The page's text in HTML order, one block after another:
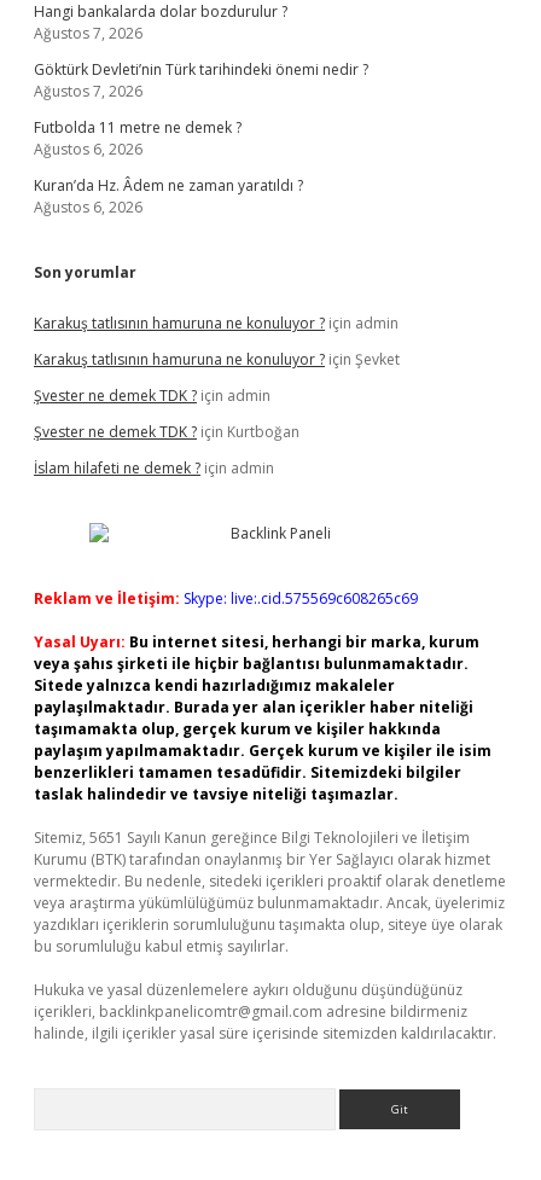
Hangi bankalarda dolar bozdurulur ?
Ağustos 7, 2026
Göktürk Devleti’nin Türk tarihindeki önemi nedir ?
Ağustos 7, 2026
Futbolda 11 metre ne demek ?
Ağustos 6, 2026
Kuran’da Hz. Âdem ne zaman yaratıldı ?
Ağustos 6, 2026
Son yorumlar
Karakuş tatlısının hamuruna ne konuluyor ? için admin
Karakuş tatlısının hamuruna ne konuluyor ? için Şevket
Şvester ne demek TDK ? için admin
Şvester ne demek TDK ? için Kurtboğan
İslam hilafeti ne demek ? için admin
Reklam ve İletişim: Skype: live:.cid.575569c608265c69
Yasal Uyarı: Bu internet sitesi, herhangi bir marka, kurum
veya şahıs şirketi ile hiçbir bağlantısı bulunmamaktadır.
Sitede yalnızca kendi hazırladığımız makaleler
paylaşılmaktadır. Burada yer alan içerikler haber niteliği
taşımamakta olup, gerçek kurum ve kişiler hakkında
paylaşım yapılmamaktadır. Gerçek kurum ve kişiler ile isim
benzerlikleri tamamen tesadüfidir. Sitemizdeki bilgiler
taslak halindedir ve tavsiye niteliği taşımazlar.
Sitemiz, 5651 Sayılı Kanun gereğince Bilgi Teknolojileri ve İletişim
Kurumu (BTK) tarafından onaylanmış bir Yer Sağlayıcı olarak hizmet
vermektedir. Bu nedenle, sitedeki içerikleri proaktif olarak denetleme
veya araştırma yükümlülüğümüz bulunmamaktadır. Ancak, üyelerimiz
yazdıkları içeriklerin sorumluluğunu taşımakta olup, siteye üye olarak
bu sorumluluğu kabul etmiş sayılırlar.
Hukuka ve yasal düzenlemelere aykırı olduğunu düşündüğünüz
içerikleri, backlinkpanelicomtr@gmail.com adresine bildirmeniz
halinde, ilgili içerikler yasal süre içerisinde sitemizden kaldırılacaktır.